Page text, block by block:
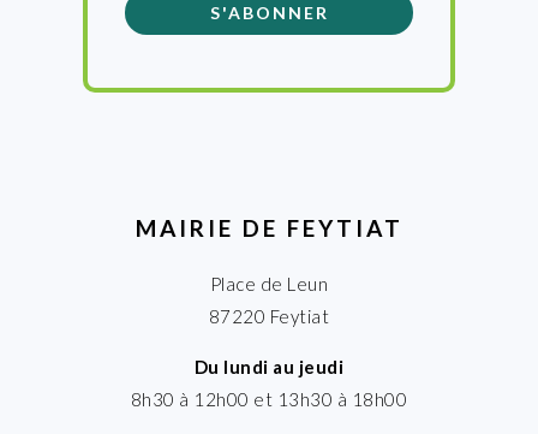
MAIRIE DE FEYTIAT
Place de Leun
87220 Feytiat
Du lundi au jeudi
8h30 à 12h00 et 13h30 à 18h00